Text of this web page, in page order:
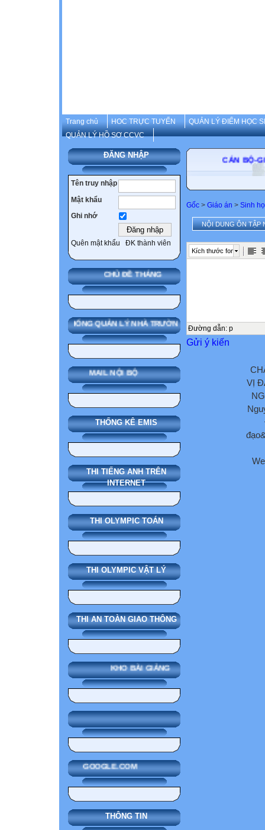
Trang chủ HOC TRỰC TUYẾN
QUẢN LÝ ĐIỂM HỌC
QUẢN LÝ HỒ SƠ CCVC
ĐĂNG NHẬP
Tên truy nhập
Mật khẩu
Ghi nhớ
Quên mật khẩu ĐK thành viên
CHỦ ĐỀ THÁNG
SMAS HỆ THỐNG QUẢN LÝ NHÀ TRƯỜNG
MAIL NỘI BỘ
THỐNG KÊ EMIS
THI TIẾNG ANH TRÊN
INTERNET
THI OLYMPIC TOÁN
THI OLYMPIC VẬT LÝ
THI AN TOÀN GIAO THÔNG
KHO BÀI GIẢNG
GOOGLE.COM
THÔNG TIN
CÁN
Gốc > Giáo án > Sinh
NỘI DUNG ÔN TẬP
Kích thước font
Đường dẫn: p
Gửi ý kiến
VỊ